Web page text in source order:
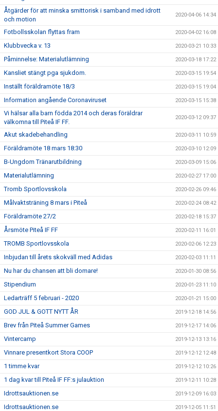
Åtgärder för att minska smittorisk i samband med idrott
och motion
2020-04-06 14:34
Fotbollsskolan flyttas fram 2020-04-02 16:08
Klubbvecka v. 13 2020-03-21 10:33
Påminnelse: Materialutlämning 2020-03-18 17:22
Kansliet stängt pga sjukdom. 2020-03-15 19:54
Inställt föräldramöte 18/3 2020-03-15 19:04
Information angående Coronaviruset 2020-03-15 15:38
Vi hälsar alla barn födda 2014 och deras föräldrar
välkomna till Piteå IF FF.
2020-03-12 09:37
Akut skadebehandling 2020-03-11 10:59
Föräldramöte 18 mars 18:30 2020-03-10 12:09
B-Ungdom Tränarutbildning 2020-03-09 15:06
Materialutlämning 2020-02-27 17:00
Tromb Sportlovsskola 2020-02-26 09:46
Målvaktsträning 8 mars i Piteå 2020-02-24 08:42
Föräldramöte 27/2 2020-02-18 15:37
Årsmöte Piteå IF FF 2020-02-11 16:01
TROMB Sportlovsskola 2020-02-06 12:23
Inbjudan till årets skokväll med Adidas 2020-02-03 11:11
Nu har du chansen att bli domare! 2020-01-30 08:56
Stipendium 2020-01-23 11:10
Ledarträff 5 februari - 2020 2020-01-21 15:00
GOD JUL & GOTT NYTT ÅR 2019-12-18 14:56
Brev från Piteå Summer Games 2019-12-17 14:06
Vintercamp 2019-12-13 13:16
Vinnare presentkort Stora COOP 2019-12-12 12:48
1 timme kvar 2019-12-12 10:26
1 dag kvar till Piteå IF FF:s julauktion 2019-12-11 10:28
Idrottsauktionen.se 2019-12-09 16:03
Idrottsauktionen.se 2019-12-05 11:51